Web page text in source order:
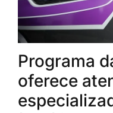
Programa
oferece